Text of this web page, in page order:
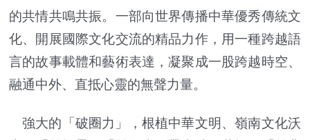
的共情共鳴共振。一部向世界傳播中華優秀傳統文
化、開展國際文化交流的精品力作，用一種跨越語
言的故事載體和藝術表達，凝聚成一股跨越時空、
融通中外、直抵心靈的無聲力量。
強大的「破圈力」，根植中華文明、嶺南文化沃